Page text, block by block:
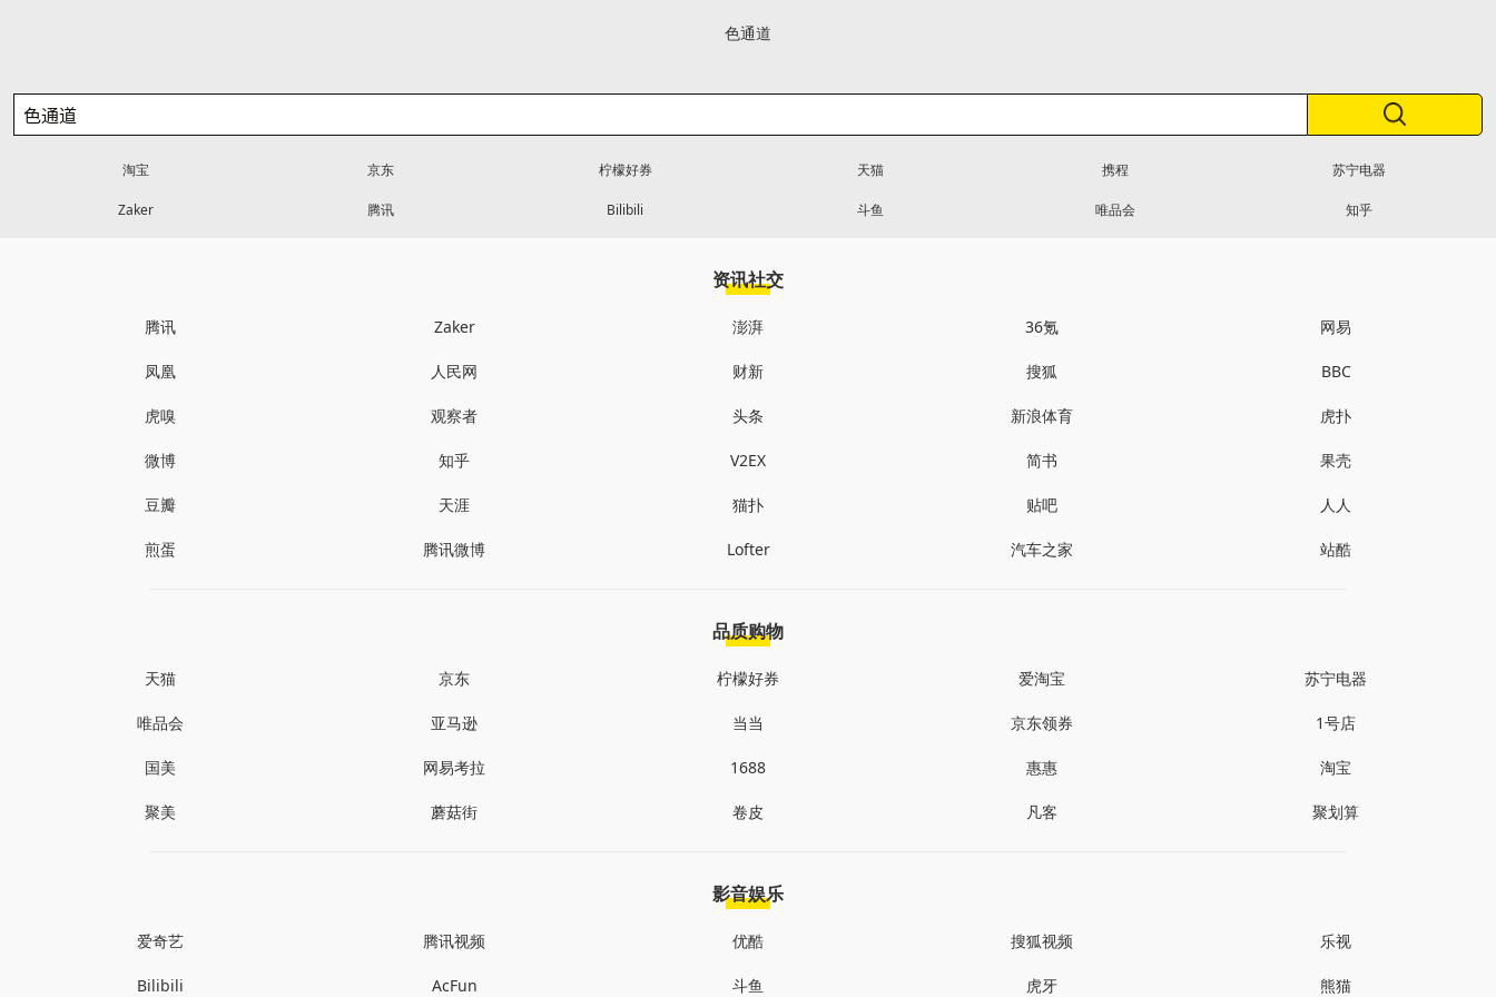
色通道
淘宝 京东 柠檬好券 天猫 携程 苏宁电器
Zaker 腾讯 Bilibili 斗鱼 唯品会 知乎
资讯社交
腾讯 Zaker 澎湃 36氪 网易
凤凰 人民网 财新 搜狐 BBC
虎嗅 观察者 头条 新浪体育 虎扑
微博 知乎 V2EX 简书 果壳
豆瓣 天涯 猫扑 贴吧 人人
煎蛋 腾讯微博 Lofter 汽车之家 站酷
品质购物
天猫 京东 柠檬好券 爱淘宝 苏宁电器
唯品会 亚马逊 当当 京东领券 1号店
国美 网易考拉 1688 惠惠 淘宝
聚美 蘑菇街 卷皮 凡客 聚划算
影音娱乐
爱奇艺 腾讯视频 优酷 搜狐视频 乐视
Bilibili AcFun 斗鱼 虎牙 熊猫